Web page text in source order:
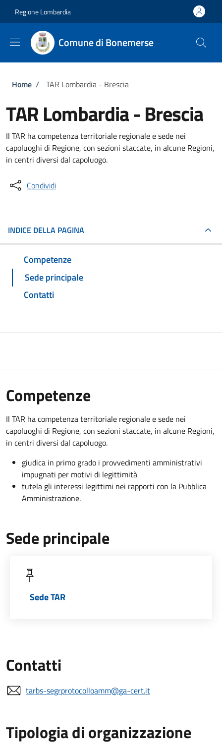
Regione Lombardia
Comune di Bonemerse
Briciole di pane
Home / TAR Lombardia - Brescia
TAR Lombardia - Brescia
Il TAR ha competenza territoriale regionale e sede nei
capoluoghi di Regione, con sezioni staccate, in alcune Regioni,
in centri diversi dal capoluogo.
Condividi
INDICE DELLA PAGINA
Competenze
Sede principale
Contatti
Competenze
Il TAR ha competenza territoriale regionale e sede nei
capoluoghi di Regione, con sezioni staccate, in alcune Regioni,
in centri diversi dal capoluogo.
giudica in primo grado i provvedimenti amministrativi
impugnati per motivi di legittimità
tutela gli interessi legittimi nei rapporti con la Pubblica
Amministrazione.
Sede principale
Sede TAR
Contatti
tarbs-segrprotocolloamm@ga-cert.it
Tipologia di organizzazione